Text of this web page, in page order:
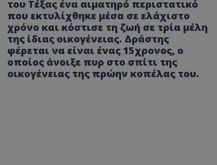
του Τέξας ένα αιματηρό περιστατικό
που εκτυλίχθηκε μέσα σε ελάχιστο
χρόνο και κόστισε τη ζωή σε τρία μέλη
της ίδιας οικογένειας. Δράστης
φέρεται να είναι ένας 15χρονος, ο
οποίος άνοιξε πυρ στο σπίτι της
οικογένειας της πρώην κοπέλας του.